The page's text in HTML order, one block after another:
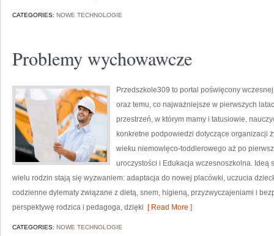
CATEGORIES: NOWE TECHNOLOGIE
Problemy wychowawcze
Przedszkole309 to portal poświęcony
oraz temu, co najważniejsze w pierwszych
przestrzeń, w którym mamy i tatusiowie,
konkretne podpowiedzi dotyczące organizacji
wieku niemowlęco-toddlerowego aż po
uroczystości i Edukacja wczesnoszkolna. Ideą
wielu rodzin stają się wyzwaniem: adaptacja do nowej placówki, uczucia
codzienne dylematy związane z dietą, snem, higieną, przyzwyczajeniami i
perspektywę rodzica i pedagoga, dzięki [ Read More ]
CATEGORIES: NOWE TECHNOLOGIE